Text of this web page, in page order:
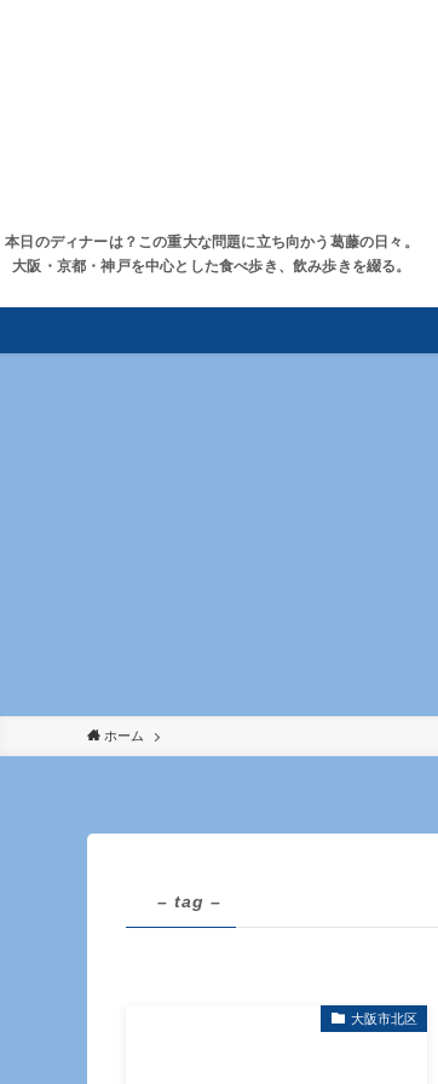
本日のディナーは？この重大な問題に立ち向かう葛藤の日々。
大阪・京都・神戸を中心とした食べ歩き、飲み歩きを綴る。
ホーム
– tag –
大阪市北区